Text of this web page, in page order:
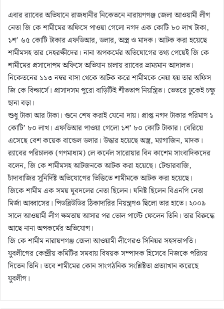
এবার র‌্যাবের অভিযানে রাজধানীর নিকেতনে নারায়ণগঞ্জ জেলা আওয়ামী লীগ
নেতা জি কে শামীমের অফিসে পাওয়া গেলো নগদ এক কোটি ৮০ লাখ টাকা,
১শ’ ৬৫ কোটি টাকার এফডিআর, ডলার, অস্ত্র ও মাদক। আটক করা হয়েছে
শামীমসহ তার দেহরক্ষীদের। নানা অপকর্মের অভিযোগের তথ্য পেয়েই জি কে
শামীমের প্রসাদোপম অফিসে অভিযান চালায় র‌্যাবের ভ্রাম্যমান আদালত।
নিকেতনের ১১৩ নম্বর বাসা থেকে আটক করে শামীমকে নেয়া হয় তার অফিস
জি কে বিল্ডার্সে। প্রাসাদসম পুরো বাড়িটিই শীততাপ নিয়ন্ত্রিত। ভেতরে ঢুকেই চক্ষু
ছানা বড়া।
শুধু টাকা আর টাকা। গুনে শেষ করাই যেনো দায়। প্রাপ্ত নগদ টাকার পরিমাণ ১
কোটি’ ৮০ লাখ। এফডিআর পাওয়া গেলো ১শ’ ৮০ কোটি টাকার। বেরিয়ে
এসেছে বেশ কয়েক বান্ডেল ডলার। উদ্ধার হয়েছে অস্ত্র, ম্যাগাজিন, মাদক।
র‍্যাবের পরিচালক (গণমাধ্যম) লে কর্নেল সারোয়ার বিন কাশেম সাংবাদিকদের
বলেন, জি কে শামীমসহ আটজনকে আটক করা হয়েছে। টেন্ডারবাজি,
চাঁদাবাজির সুনির্দিষ্ট অভিযোগের ভিত্তিতে শামীমকে আটক করা হয়েছে।
জিকে শামীম এক সময় যুবদলের নেতা ছিলেন। ঘনিষ্ট ছিলেন বিএনপি নেতা
মির্জা আব্বাসের। পিডব্লিউডির ঠিকাদারির নিয়ন্ত্রণও ছিলো তার হাতে। ২০০৯
সালে আওয়ামী লীগ ক্ষমতায় আসার পর ভোল পাল্টে ফেলেন তিনি। তার বিরুদ্ধে
আছে নানা অপকর্মের অভিযোগ।
জি কে শামীম নারায়ণগঞ্জ জেলা আওয়ামী লীগেরও সিনিয়র সহসভাপতি।
যুবলীগের কেন্দ্রীয় কমিটির সমবায় বিষয়ক সম্পাদক হিসেবে নিজকে পরিচয়
দিতেন তিনি। তবে শামীমের কোন সাংগঠনিক সংশ্লিষ্টতা প্রত্যাখান করেছে
যুবলীগ।